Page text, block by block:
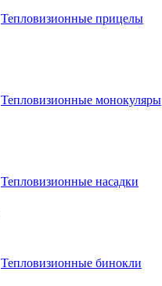
Тепловизионные прицелы
Тепловизионные монокуляры
Тепловизионные насадки
Тепловизионные бинокли